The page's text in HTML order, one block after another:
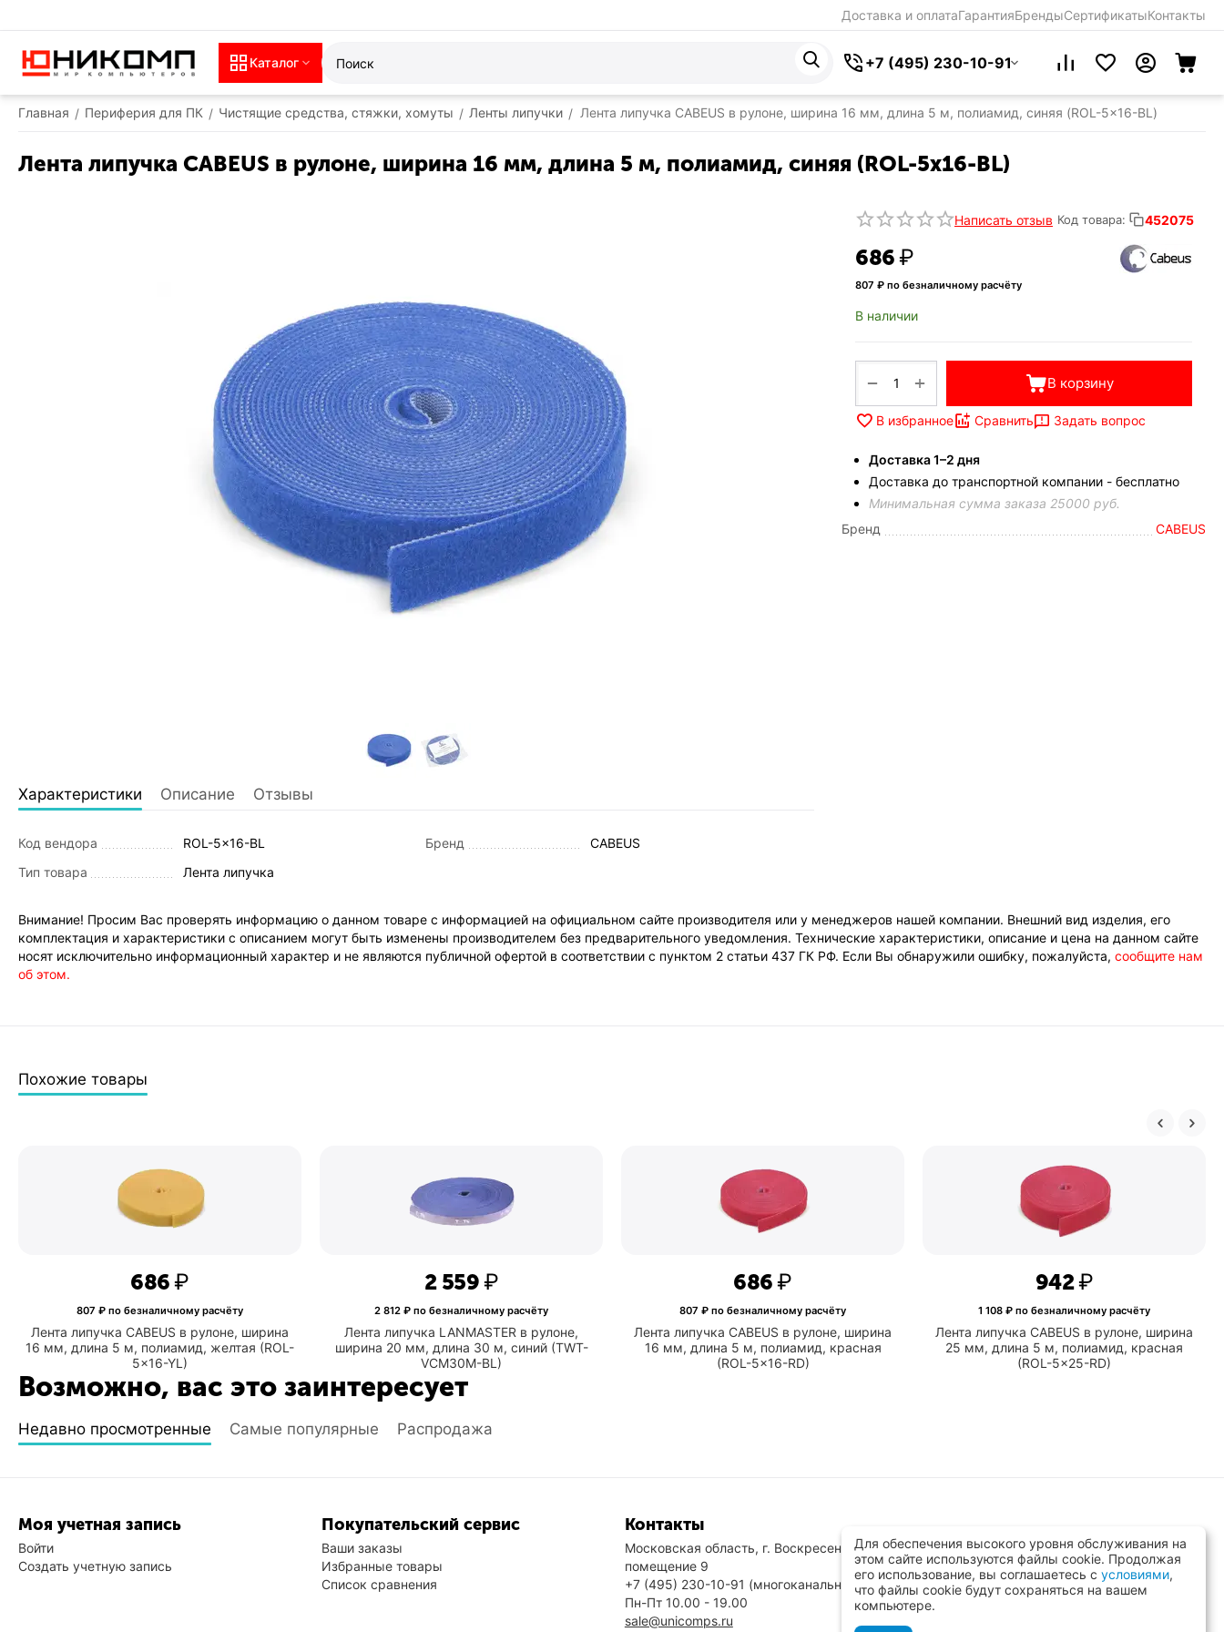
Доставка и оплатаГарантияБрендыСертификатыКонтакты
Каталог +7 (495) 230-10-91
Главная / Периферия для ПК / Чистящие средства, стяжки, хомуты / Ленты липучки / Лента липучка CABEUS в рулоне, ширина 16 мм, длина 5 м, полиамид, синяя (ROL-5x16-BL)
Лента липучка CABEUS в рулоне, ширина 16 мм, длина 5 м, полиамид, синяя (ROL-5x16-BL)
Написать отзыв Код товара: 452075
‍686‍₽
807 ₽ по безналичному расчёту
В наличии
+
− В корзину
В избранное Сравнить Задать вопрос
Доставка 1–2 дня
Доставка до транспортной компании - бесплатно
Минимальная сумма заказа 25000 руб.
Бренд
CABEUS
Характеристики Описание Отзывы
Код вендора
ROL-5x16-BL
Тип товара
Лента липучка
Бренд CABEUS
Внимание! Просим Вас проверять информацию о данном товаре с информацией на официальном сайте производителя или у менеджеров нашей компании. Внешний вид изделия, его
комплектация и характеристики с описанием могут быть изменены производителем без предварительного уведомления. Технические характеристики, описание и цена на данном сайте
носят исключительно информационный характер и не являются публичной офертой в соответствии с пунктом 2 статьи 437 ГК РФ. Если Вы обнаружили ошибку, пожалуйста, сообщите нам
об этом.
Похожие товары
Лента липучка CABEUS в рулоне, ширина
16 мм, длина 5 м, полиамид, желтая (ROL-
5x16-YL)
‍686‍₽
807 ₽ по безналичному расчёту
Лента липучка LANMASTER в рулоне,
ширина 20 мм, длина 30 м, синий (TWT-
VCM30M-BL)
2 559₽
2 812 ₽ по безналичному расчёту
Лента липучка CABEUS в рулоне, ширина
16 мм, длина 5 м, полиамид, красная
(ROL-5x16-RD)
‍686‍₽
807 ₽ по безналичному расчёту
Лента липучка CABEUS в рулоне, ширина
25 мм, длина 5 м, полиамид, красная
(ROL-5x25-RD)
‍942‍₽
1 108 ₽ по безналичному расчёту
Возможно, вас это заинтересует
Недавно просмотренные Самые популярные Распродажа
Моя учетная запись
Войти
Создать учетную запись
Покупательский сервис
Ваши заказы
Избранные товары
Список сравнения
Контакты
Московская область, г. Воскресенск, ул.Заводская д.8 стр.1
помещение 9
+7 (495) 230-10-91 (многоканальный)
Пн-Пт 10.00 - 19.00
sale@unicomps.ru
Для обеспечения высокого уровня обслуживания на
этом сайте используются файлы cookie. Продолжая
его использование, вы соглашаетесь с условиями,
что файлы cookie будут сохраняться на вашем
компьютере.